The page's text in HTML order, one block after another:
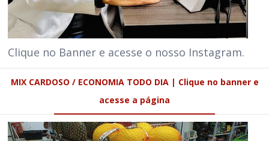
Clique no Banner e acesse o nosso Instagram.
MIX CARDOSO / ECONOMIA TODO DIA | Clique no banner e
acesse a página